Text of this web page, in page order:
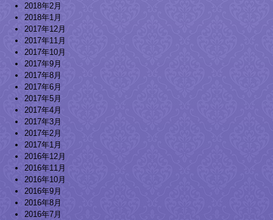
2018年2月
2018年1月
2017年12月
2017年11月
2017年10月
2017年9月
2017年8月
2017年6月
2017年5月
2017年4月
2017年3月
2017年2月
2017年1月
2016年12月
2016年11月
2016年10月
2016年9月
2016年8月
2016年7月